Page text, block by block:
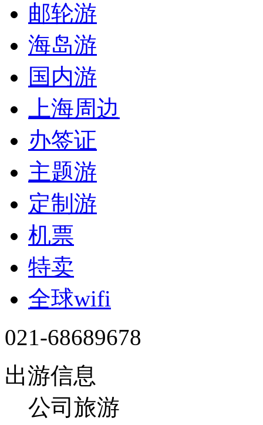
邮轮游
海岛游
国内游
上海周边
办签证
主题游
定制游
机票
特卖
全球wifi
021-68689678
出游信息
公司旅游